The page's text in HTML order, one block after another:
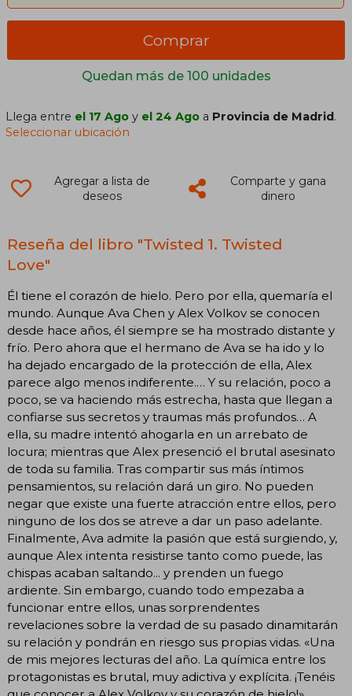
Quedan más de 100 unidades
Comprar
Llega entre el 17 Ago y el 24 Ago a Provincia de Madrid.
Seleccionar ubicación
Agregar a lista de
deseos
Comparte y gana
dinero
Reseña del libro "Twisted 1. Twisted
Love"
Él tiene el corazón de hielo. Pero por ella, quemaría el
mundo. Aunque Ava Chen y Alex Volkov se conocen
desde hace años, él siempre se ha mostrado distante y
frío. Pero ahora que el hermano de Ava se ha ido y lo
ha dejado encargado de la protección de ella, Alex
parece algo menos indiferente.… Y su relación, poco a
poco, se va haciendo más estrecha, hasta que llegan a
confiarse sus secretos y traumas más profundos… A
ella, su madre intentó ahogarla en un arrebato de
locura; mientras que Alex presenció el brutal asesinato
de toda su familia. Tras compartir sus más íntimos
pensamientos, su relación dará un giro. No pueden
negar que existe una fuerte atracción entre ellos, pero
ninguno de los dos se atreve a dar un paso adelante.
Finalmente, Ava admite la pasión que está surgiendo, y,
aunque Alex intenta resistirse tanto como puede, las
chispas acaban saltando... y prenden un fuego
ardiente. Sin embargo, cuando todo empezaba a
funcionar entre ellos, unas sorprendentes
revelaciones sobre la verdad de su pasado dinamitarán
su relación y pondrán en riesgo sus propias vidas. «Una
de mis mejores lecturas del año. La química entre los
protagonistas es brutal, muy adictiva y explícita. ¡Tenéis